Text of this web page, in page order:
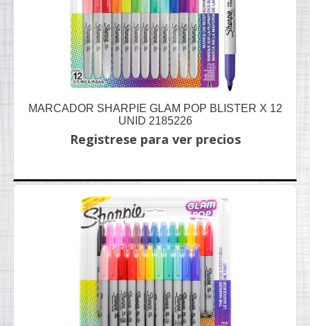
MARCADOR SHARPIE GLAM POP BLISTER X 12
UNID 2185226
Registrese para ver precios